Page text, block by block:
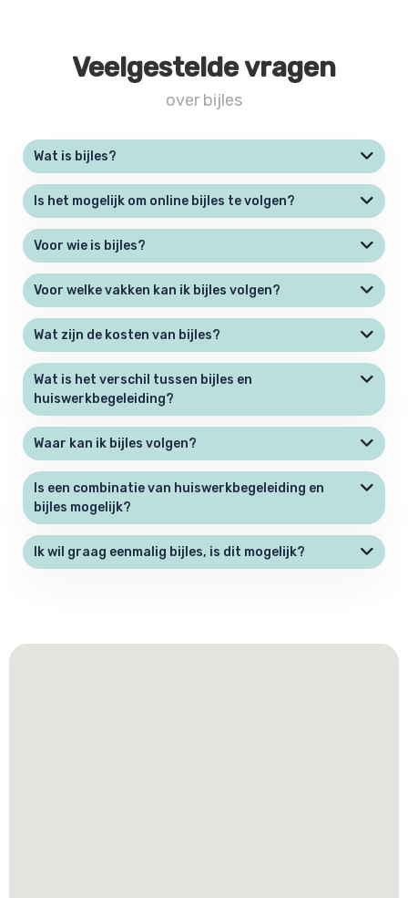
Veelgestelde vragen
over bijles
Wat is bijles?
Is het mogelijk om online bijles te volgen?
Voor wie is bijles?
Voor welke vakken kan ik bijles volgen?
Wat zijn de kosten van bijles?
Wat is het verschil tussen bijles en
huiswerkbegeleiding?
Waar kan ik bijles volgen?
Is een combinatie van huiswerkbegeleiding en
bijles mogelijk?
Ik wil graag eenmalig bijles, is dit mogelijk?